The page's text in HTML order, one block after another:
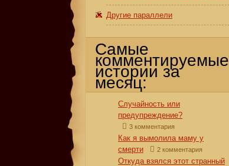
Другие параллели
Самые
комментируемые
истории за
месяц:
Случайность или
предупреждение?
3 комментария
Как я вымолила маму у
смерти
2 комментария
Откуда взялся этот странный